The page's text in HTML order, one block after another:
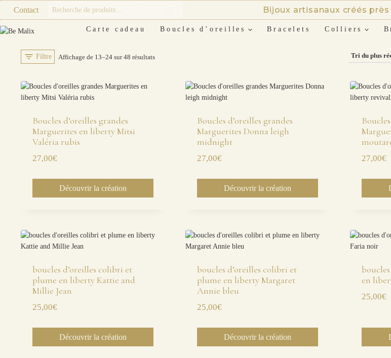
content
Contact
Recherche
Bijoux artisanaux créés
Carte cadeau Boucles d’oreilles Bracelets Colliers
Filtre Affichage de 13–24 sur 48 résultatsTrié
Boucles d’oreilles grandes
Marguerites en liberty Mitsi
Valéria rubis
27,00€
Découvrir la création
Boucles d’oreilles grandes
Marguerites Donna leigh
midnight
27,00€
Découvrir la création
27,00€
boucles d’oreilles colibri et
plume en liberty Kattie and
Millie Jean
25,00€
Découvrir la création
boucles d’oreilles colibri et
plume en liberty Margaret
Annie bleu
25,00€
Découvrir la création
en
25,00€